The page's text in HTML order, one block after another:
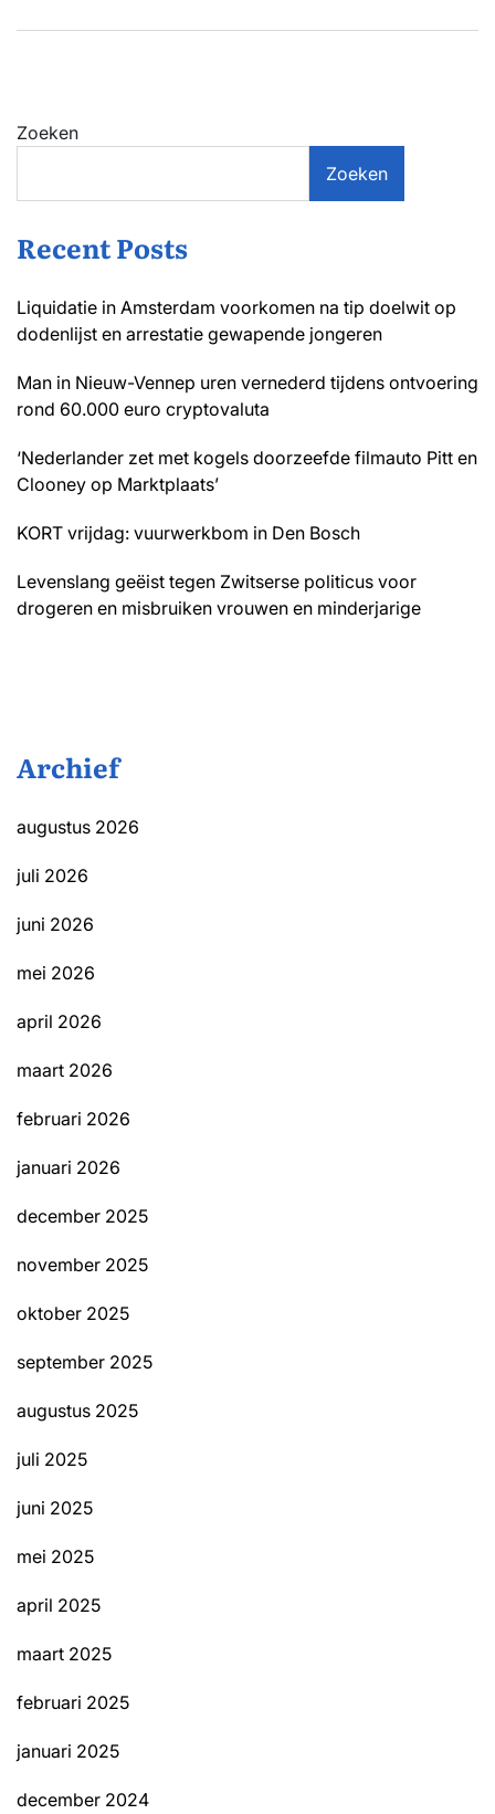
Zoeken
Zoeken
Recent Posts
Liquidatie in Amsterdam voorkomen na tip doelwit op
dodenlijst en arrestatie gewapende jongeren
Man in Nieuw-Vennep uren vernederd tijdens ontvoering
rond 60.000 euro cryptovaluta
‘Nederlander zet met kogels doorzeefde filmauto Pitt en
Clooney op Marktplaats’
KORT vrijdag: vuurwerkbom in Den Bosch
Levenslang geëist tegen Zwitserse politicus voor
drogeren en misbruiken vrouwen en minderjarige
Archief
augustus 2026
juli 2026
juni 2026
mei 2026
april 2026
maart 2026
februari 2026
januari 2026
december 2025
november 2025
oktober 2025
september 2025
augustus 2025
juli 2025
juni 2025
mei 2025
april 2025
maart 2025
februari 2025
januari 2025
december 2024